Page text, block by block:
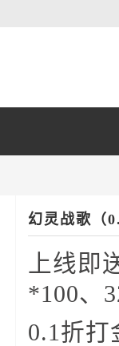
幻灵战歌（
上线
*100、
0.1折打